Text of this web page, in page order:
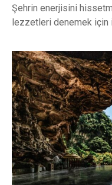
Şehrin enerjisini
lezzetleri denemek için